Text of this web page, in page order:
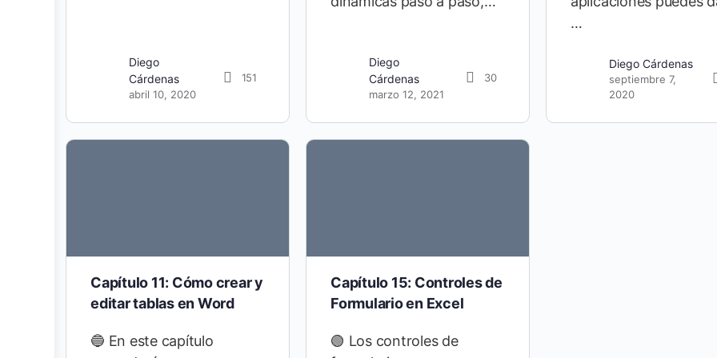
Diego
Cárdenas
abril 10, 2020
151
Diego
Cárdenas
marzo 12, 2021
30
…
Diego Cárdenas
septiembre 7,
2020
Capítulo 11: Cómo crear y
editar tablas en Word
🔵 En este capítulo
Capítulo 15: Controles de
Formulario en Excel
🟢 Los controles de